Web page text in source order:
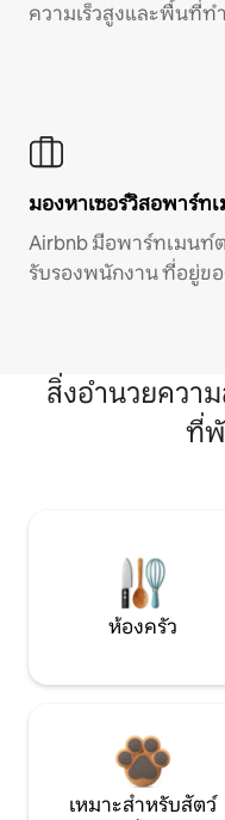
ความเร็วสูงและพื้นที่ท
มองหาเซอร์วิสอพาร์ท
Airbnb มีอพาร์ทเมนท์
รับรองพนักงาน ที่อยู่ข
สิ่งอำนวยควา
ที่พั
ห้องครัว
เหมาะสำหรับสัตว์